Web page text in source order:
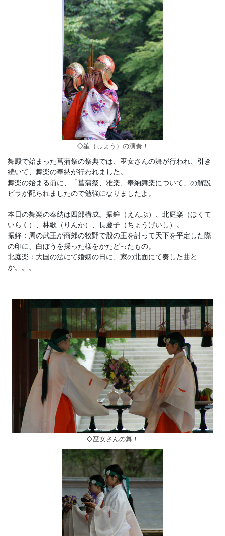
◇笙（しょう）の演奏！
舞殿で始まった菖蒲祭の祭典では、巫女さんの舞が行われ、引き
続いて、舞楽の奉納が行われました。
舞楽の始まる前に、「菖蒲祭、雅楽、奉納舞楽について」の解説
ビラが配られましたので勉強になりましたよ。
本日の舞楽の奉納は四部構成。振鉾（えんぶ）、北庭楽（ほくて
いらく）、林歌（りんか）、長慶子（ちょうげいし）。
振鉾：周の武王が商郊の牧野で殷の王を討って天下を平定した際
の印に、白ぼうを採った様をかたどったもの。
北庭楽：大国の法にて婚姻の日に、家の北面にて奏した曲と
か。。。
◇巫女さんの舞！